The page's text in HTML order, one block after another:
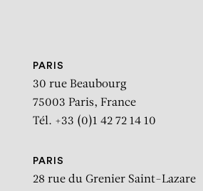
PARIS
30 rue Beaubourg
75003 Paris, France
Tél. +33 (0)1 42 72 14 10
PARIS
28 rue du Grenier Saint-Lazare